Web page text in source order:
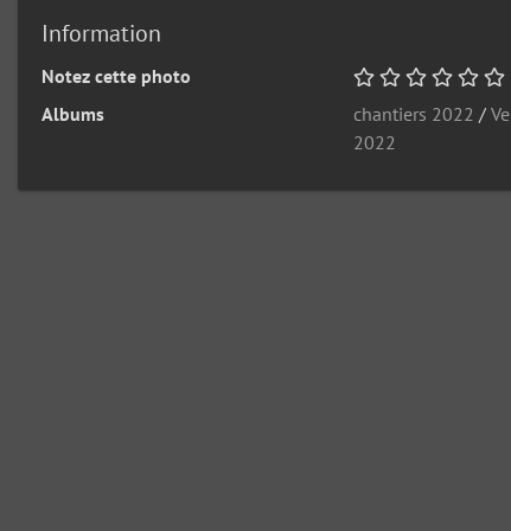
Information
Notez cette photo
Albums
chantiers 2022 /
2022